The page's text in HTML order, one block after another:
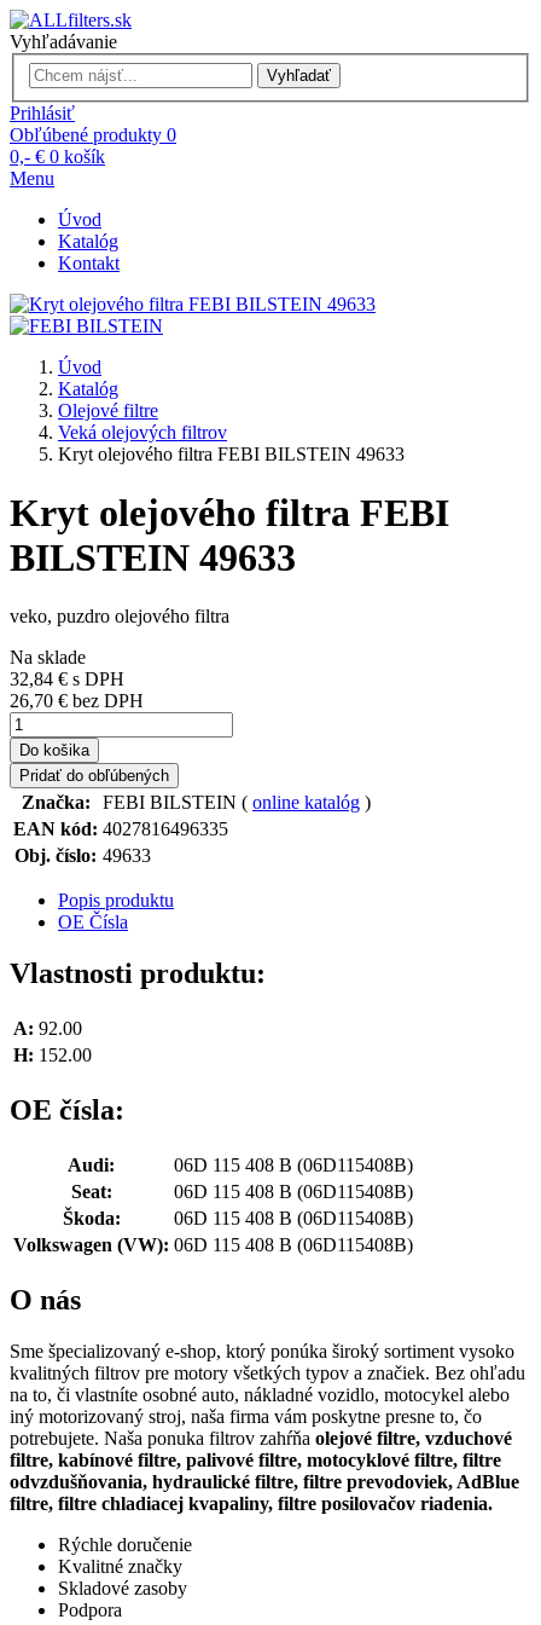
Vyhľadávanie
Vyhľadať
Prihlásiť
Obľúbené produkty 0
0,- € 0 košík
Menu
Úvod
Katalóg
Kontakt
Úvod
Katalóg
Olejové filtre
Veká olejových filtrov
Kryt olejového filtra FEBI BILSTEIN 49633
Kryt olejového filtra FEBI
BILSTEIN 49633
veko, puzdro olejového filtra
Na sklade
32,84 € s DPH
26,70 € bez DPH
Do košika
Pridať do obľúbených
Značka: FEBI BILSTEIN ( online katalóg )
EAN kód: 4027816496335
Obj. číslo: 49633
Popis produktu
OE Čísla
Vlastnosti produktu:
A: 92.00
H: 152.00
OE čísla:
Audi: 06D 115 408 B (06D115408B)
Seat:
06D 115 408 B (06D115408B)
Škoda:
06D 115 408 B (06D115408B)
Volkswagen (VW): 06D 115 408 B (06D115408B)
O nás
Sme špecializovaný e-shop, ktorý ponúka široký sortiment vysoko
kvalitných filtrov pre motory všetkých typov a značiek. Bez ohľadu
na to, či vlastníte osobné auto, nákladné vozidlo, motocykel alebo
iný motorizovaný stroj, naša firma vám poskytne presne to, čo
potrebujete. Naša ponuka filtrov zahŕňa olejové filtre, vzduchové
filtre, kabínové filtre, palivové filtre, motocyklové filtre, filtre
odvzdušňovania, hydraulické filtre, filtre prevodoviek, AdBlue
filtre, filtre chladiacej kvapaliny, filtre posilovačov riadenia.
Rýchle doručenie
Kvalitné značky
Skladové zasoby
Podpora